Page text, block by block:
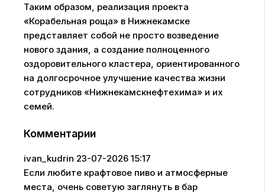
Таким образом, реализация проекта
«Корабельная роща» в Нижнекамске
представляет собой не просто возведение
нового здания, а создание полноценного
оздоровительного кластера, ориентированного
на долгосрочное улучшение качества жизни
сотрудников «Нижнекамскнефтехима» и их
семей.
Комментарии
ivan_kudrin 23-07-2026 15:17
Если любите крафтовое пиво и атмосферные
места, очень советую заглянуть в бар